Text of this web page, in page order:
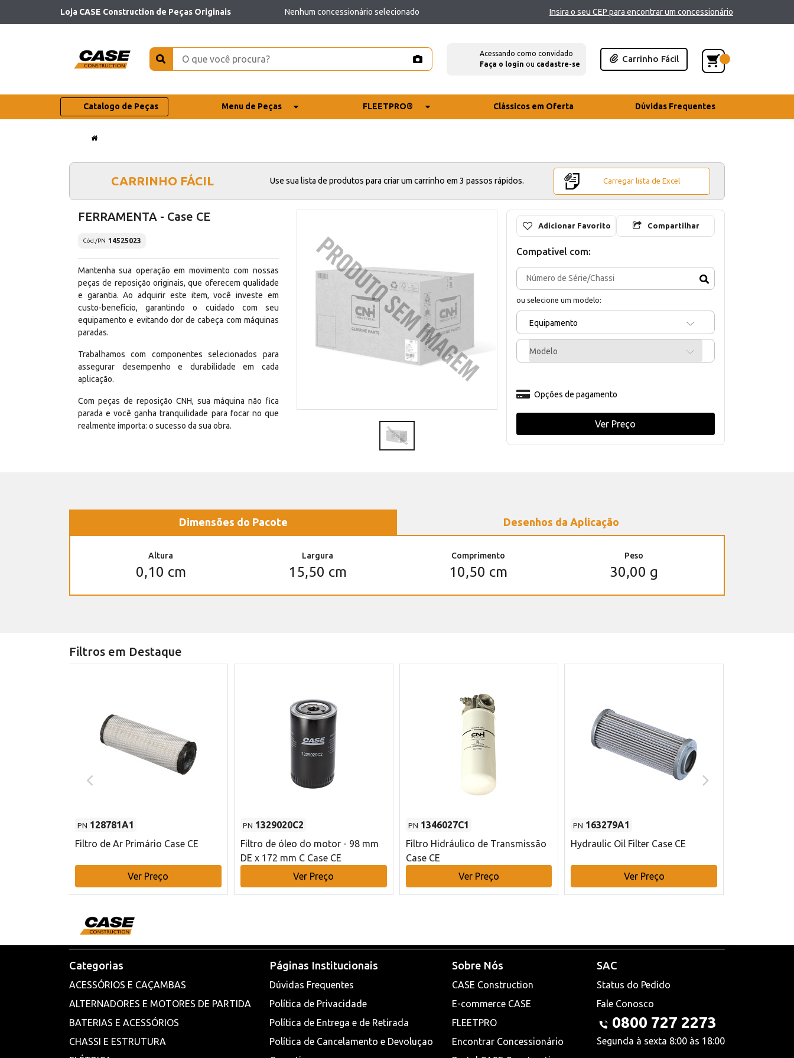
Loja CASE Construction de Peças Originais Nenhum concessionário selecionado Insira o seu CEP para encontrar um concessionário
Acessando como convidado
Faça o login ou cadastre-se
Carrinho Fácil
Catalogo de Peças Menu de Peças FLEETPRO® Clássicos em Oferta Dúvidas Frequentes
CARRINHO FÁCIL Use sua lista de produtos para criar um carrinho em 3 passos rápidos. Carregar lista de Excel
FERRAMENTA - Case CE
Cód./PN 14525023
Mantenha sua operação em movimento com nossas
peças de reposição originais, que oferecem qualidade
e garantia. Ao adquirir este item, você investe em
custo-benefício, garantindo o cuidado com seu
equipamento e evitando dor de cabeça com máquinas
paradas.
Trabalhamos com componentes selecionados para
assegurar desempenho e durabilidade em cada
aplicação.
Com peças de reposição CNH, sua máquina não fica
parada e você ganha tranquilidade para focar no que
realmente importa: o sucesso da sua obra.
Adicionar Favorito Compartilhar
Compativel com:
ou selecione um modelo:
Equipamento
Modelo
Opções de pagamento
Ver Preço
Dimensões do Pacote Desenhos da Aplicação
Altura
0,10 cm
Largura
15,50 cm
Comprimento
10,50 cm
Peso
30,00 g
Filtros em Destaque
PN 128781A1
Filtro de Ar Primário Case CE
Ver Preço
PN 1329020C2
Filtro de óleo do motor - 98 mm
DE x 172 mm C Case CE
Ver Preço
PN 1346027C1
Filtro Hidráulico de Transmissão
Case CE
Ver Preço
PN 163279A1
Hydraulic Oil Filter Case CE
Ver Preço
Categorias
ACESSÓRIOS E CAÇAMBAS
ALTERNADORES E MOTORES DE PARTIDA
BATERIAS E ACESSÓRIOS
CHASSI E ESTRUTURA
Páginas Institucionais
Dúvidas Frequentes
Política de Privacidade
Política de Entrega e de Retirada
Política de Cancelamento e Devoluçao
Sobre Nós
CASE Construction
E-commerce CASE
FLEETPRO
Encontrar Concessionário
SAC
Status do Pedido
Fale Conosco
0800 727 2273
Segunda à sexta 8:00 às 18:00